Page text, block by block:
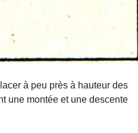
à peu près à hauteur des
une montée et une descente